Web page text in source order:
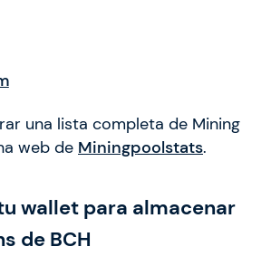
una lista completa de Mining
web de Miningpoolstats.
wallet para almacenar
de BCH